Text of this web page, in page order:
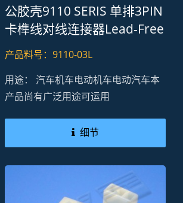
公胶壳9110 SERIS 单排3PIN
卡榫线对线连接器Lead-Free
RoHS REACH
产品料号：9110-03L
用途： 汽车机车电动机车电动汽车本
产品尚有广泛用途可运用
细节